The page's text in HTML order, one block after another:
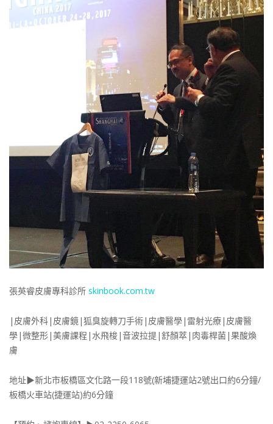
張英睿皮膚專科診所 skinbook.com.tw
|皮膚外科|皮膚鏡|狐臭旋轉刀手術|皮膚醫學|雷射光療|皮膚醫
學|微整形|美膚課程|水飛梭|音波拉提|舒顏萃|肉毒桿菌|果酸煥
膚
地址▶新北市板橋區文化路一段118號(新埔捷運站2號出口約6分鐘/
板橋火車站(捷運站)約6分鐘